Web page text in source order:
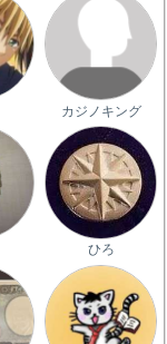
カジノキング
ひろ